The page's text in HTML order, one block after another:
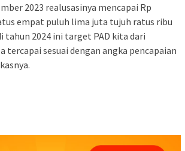
2023 realusasinya mencapai Rp
empat puluh lima juta tujuh ratus ribu
tahun 2024 ini target PAD kita dari
tercapai sesuai dengan angka pencapaian